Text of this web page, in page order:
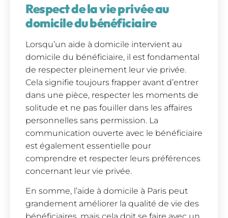
Respect de la vie privée au
domicile du bénéficiaire
Lorsqu’un aide à domicile intervient au
domicile du bénéficiaire, il est fondamental
de respecter pleinement leur vie privée.
Cela signifie toujours frapper avant d’entrer
dans une pièce, respecter les moments de
solitude et ne pas fouiller dans les affaires
personnelles sans permission. La
communication ouverte avec le bénéficiaire
est également essentielle pour
comprendre et respecter leurs préférences
concernant leur vie privée.
En somme, l’aide à domicile à Paris peut
grandement améliorer la qualité de vie des